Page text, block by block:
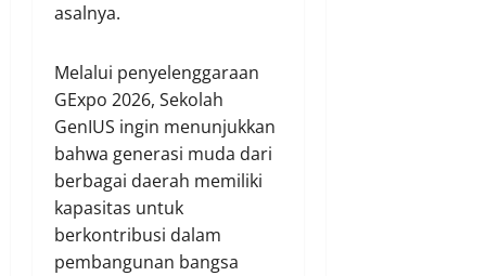
asalnya.
Melalui penyelenggaraan
GExpo 2026, Sekolah
GenIUS ingin menunjukkan
bahwa generasi muda dari
berbagai daerah memiliki
kapasitas untuk
berkontribusi dalam
pembangunan bangsa